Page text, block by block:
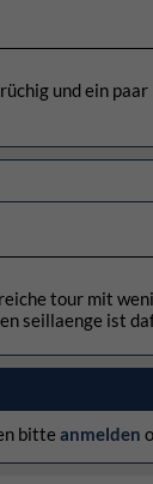
und ein
tour mit
seillaenge ist
bitte anmelden